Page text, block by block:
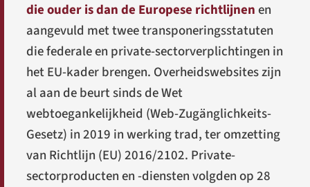
die ouder is dan de Europese richtlijnenen
aangevuld met twee transponeringsstatuten
die federale en private-sectorverplichtingen in
het EU-kader brengen. Overheidswebsites zijn
al aan de beurt sinds de Wet
webtoegankelijkheid (Web-Zugänglichkeits-
Gesetz) in 2019 in werking trad, ter omzetting
van Richtlijn (EU) 2016/2102. Private-
sectorproducten en -diensten volgden op 28